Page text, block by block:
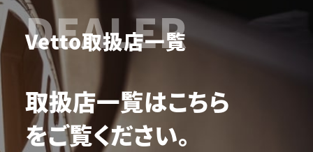
DEALER
Vetto取扱店一覧
取扱店一覧はこちら
をご覧ください。